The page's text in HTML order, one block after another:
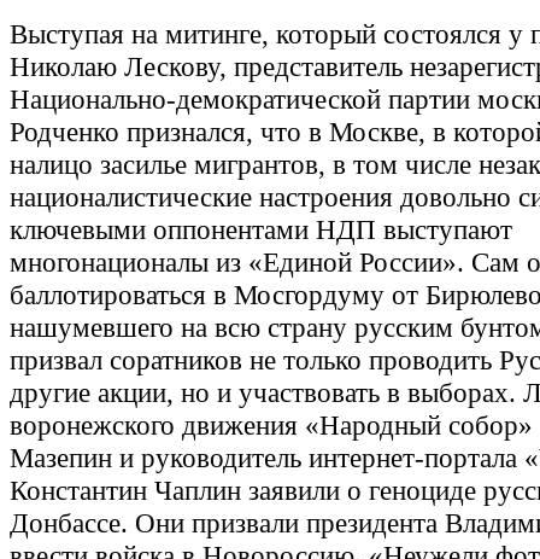
Выступая на митинге, который состоялся у
Николаю Лескову, представитель
Национально-демократической партии
Родченко признался, что в Москве, в
налицо засилье мигрантов, в том числе
националистические настроения довольно
ключевыми оппонентами НДП выступают
многонационалы из «Единой России». Сам
баллотироваться в Мосгордуму от
нашумевшего на всю страну русским
призвал соратников не только проводить
другие акции, но и участвовать в выборах.
воронежского движения «Народный собор»
Мазепин и руководитель интернет-портала
Константин Чаплин заявили о геноциде
Донбассе. Они призвали президента